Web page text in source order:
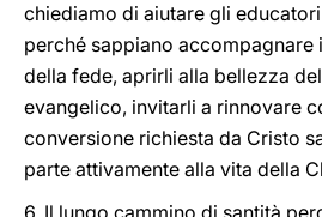
chiediamo di aiutare gli
perché sappiano accompagnare
della fede, aprirli alla bellezza
evangelico, invitarli a rinnovare
conversione richiesta da Cristo
parte attivamente alla vita della
6. Il lungo cammino di santità